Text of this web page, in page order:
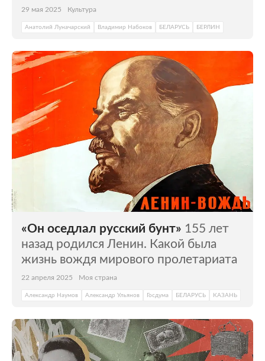
29 мая 2025 Культура
Анатолий Луначарский Владимир Набоков БЕЛАРУСЬ БЕРЛИН
«Он оседлал русский бунт» 155 лет
назад родился Ленин. Какой была
жизнь вождя мирового пролетариата
22 апреля 2025 Моя страна
Александр Наумов Александр Ульянов Госдума БЕЛАРУСЬ КАЗАНЬ